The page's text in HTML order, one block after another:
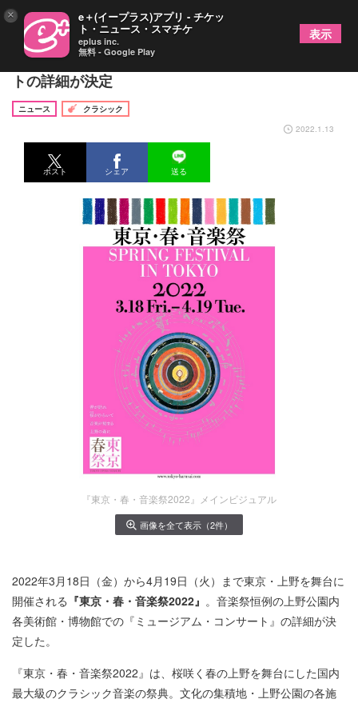
『東京・春・音楽祭2022』ミュージアム・コンサー
トの詳細が決定
ニュース
クラシック
2022.1.13
ポスト シェア 送る
『東京・春・音楽祭2022』メインビジュアル
画像を全て表示（2件）
2022年3月18日（金）から4月19日（火）まで東京・上野を舞台に
開催される 『東京・春・音楽祭2022』 。音楽祭恒例の上野公園内
各美術館・博物館での『ミュージアム・コンサート』の詳細が決
定した。
『東京・春・音楽祭2022』は、桜咲く春の上野を舞台にした国内
最大級のクラシック音楽の祭典。文化の集積地・上野公園の各施
× e＋(イープラス)アプリ - チケッ
ト・ニュース・スマチケ
eplus inc.
無料 - Google Play
表示